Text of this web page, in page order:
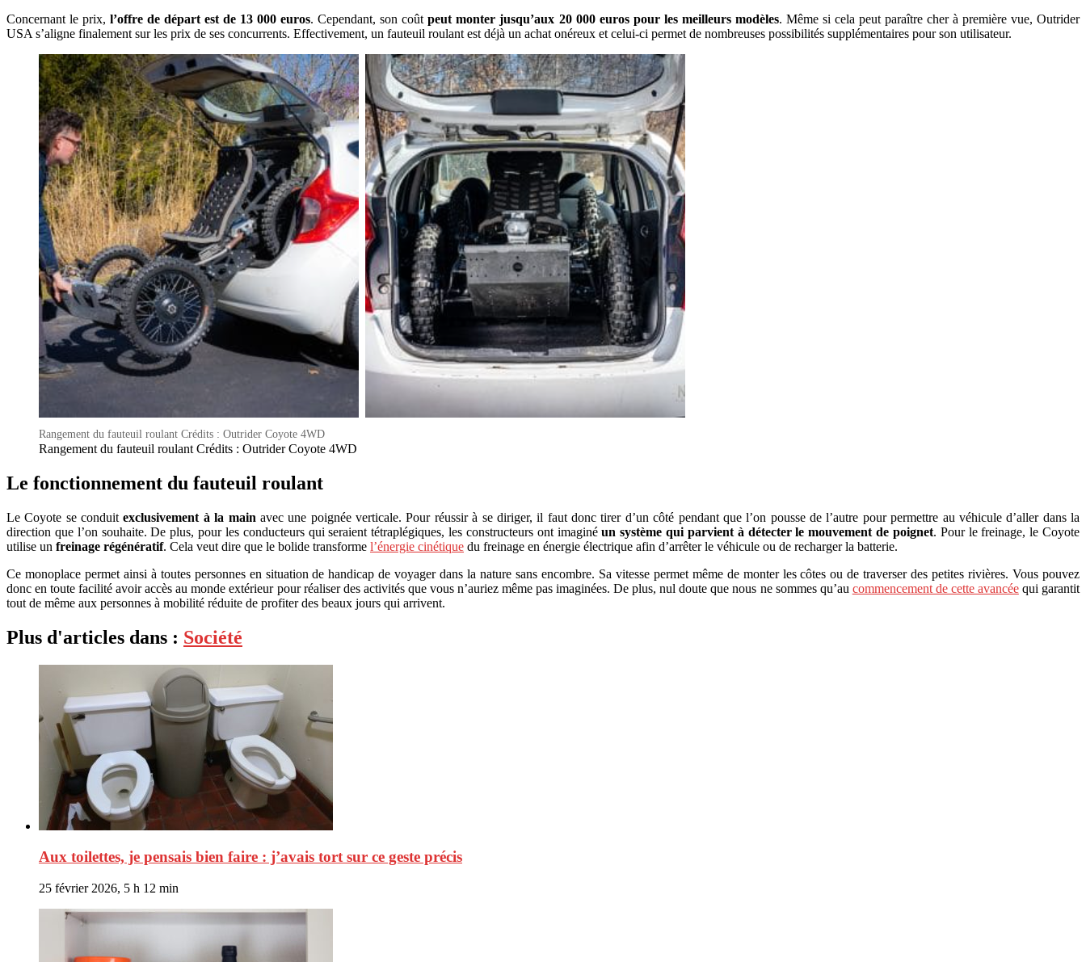
Concernant le prix,l’offre de départ est de 13 000 euros. Cependant, son coûtpeut monter jusqu’aux 20 000 euros pour les meilleurs modèles. Même si cela peut paraître cher à première vue, Outrider
USA s’aligne finalement sur les prix de ses concurrents. Effectivement, un fauteuil roulant est déjà un achat onéreux et celui-ci permet de nombreuses possibilités supplémentaires pour son utilisateur.
Rangement du fauteuil roulant Crédits : Outrider Coyote 4WD
Rangement du fauteuil roulant Crédits : Outrider Coyote 4WD
Le fonctionnement du fauteuil roulant
Le Coyote se conduit exclusivement à la main avec une poignée verticale. Pour réussir à se diriger, il faut donc tirer d’un côté pendant que l’on pousse de l’autre pour permettre au véhicule d’aller dans la
direction que l’on souhaite. De plus, pour les conducteurs qui seraient tétraplégiques, les constructeurs ont imaginéun système qui parvient à détecter le mouvement de poignet. Pour le freinage, le Coyote
utilise un freinage régénératif. Cela veut dire que le bolide transforme l’énergie cinétique du freinage en énergie électrique afin d’arrêter le véhicule ou de recharger la batterie.
Ce monoplace permet ainsi à toutes personnes en situation de handicap de voyager dans la nature sans encombre. Sa vitesse permet même de monter les côtes ou de traverser des petites rivières. Vous pouvez
donc en toute facilité avoir accès au monde extérieur pour réaliser des activités que vous n’auriez même pas imaginées. De plus, nul doute que nous ne sommes qu’au commencement de cette avancéequi garantit
tout de même aux personnes à mobilité réduite de profiter des beaux jours qui arrivent.
Plus d'articles dans : Société
Aux toilettes, je pensais bien faire : j’avais tort sur ce geste précis
25 février 2026, 5 h 12 min